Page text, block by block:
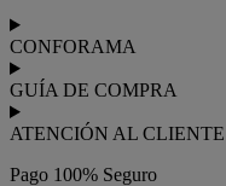
CONFORAMA
GUÍA DE COMPRA
ATENCIÓN AL CLIENTE
Pago 100% Seguro